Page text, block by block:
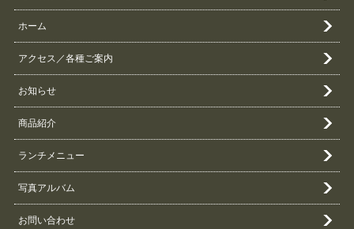
ホーム
アクセス／各種ご案内
お知らせ
商品紹介
ランチメニュー
写真アルバム
お問い合わせ